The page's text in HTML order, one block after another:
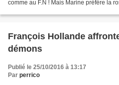
comme au F.N ! Mais Marine préfère la
François Hollande
démons
Publié le 25/10/2016 à 13:17
Par perrico